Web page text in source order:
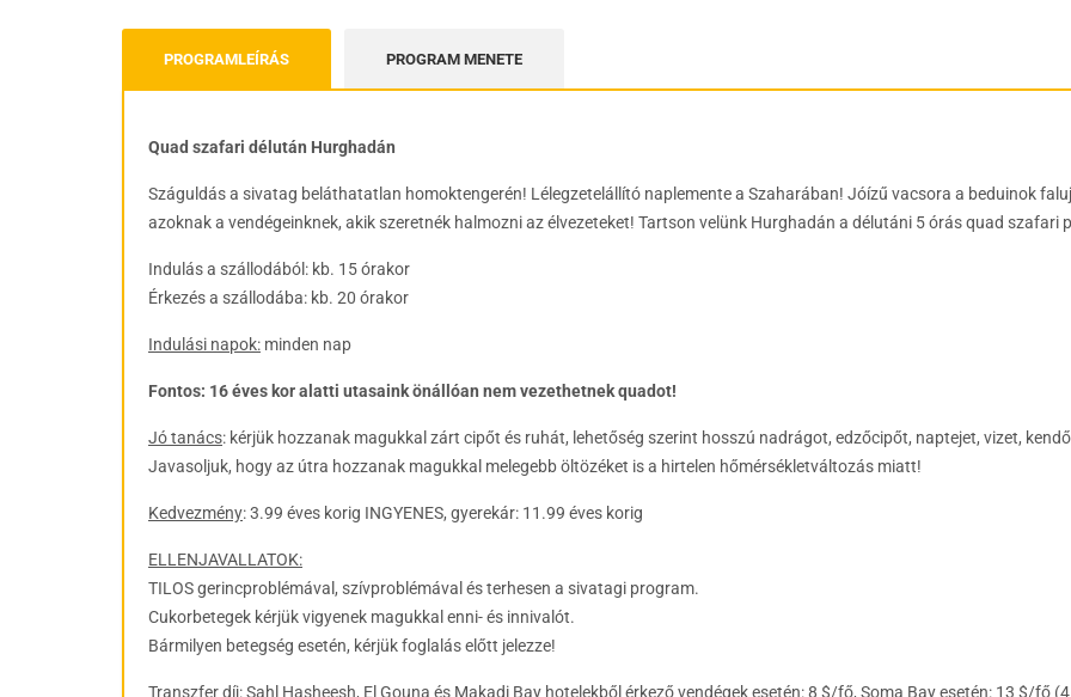
PROGRAMLEÍRÁS PROGRAM MENETE
Quad szafari délután Hurghadán
Száguldás a sivatag beláthatatlan homoktengerén! Lélegzetelállító naplemente a Szaharában! Jóízű vacsora a beduinok
azoknak a vendégeinknek, akik szeretnék halmozni az élvezeteket! Tartson velünk Hurghadán a délutáni 5 órás quad szafari
Indulás a szállodából: kb. 15 órakor
Érkezés a szállodába: kb. 20 órakor
Indulási napok: minden nap
Fontos: 16 éves kor alatti utasaink önállóan nem vezethetnek quadot!
Jó tanács: kérjük hozzanak magukkal zárt cipőt és ruhát, lehetőség szerint hosszú nadrágot, edzőcipőt, naptejet, vizet,
Javasoljuk, hogy az útra hozzanak magukkal melegebb öltözéket is a hirtelen hőmérsékletváltozás miatt!
Kedvezmény: 3.99 éves korig INGYENES, gyerekár: 11.99 éves korig
ELLENJAVALLATOK:
TILOS gerincproblémával, szívproblémával és terhesen a sivatagi program.
Cukorbetegek kérjük vigyenek magukkal enni- és innivalót.
Bármilyen betegség esetén, kérjük foglalás előtt jelezze!
Transzfer díj: Sahl Hasheesh, El Gouna és Makadi Bay hotelekből érkező vendégek esetén: 8 $/fő, Soma Bay esetén: 13 $/fő